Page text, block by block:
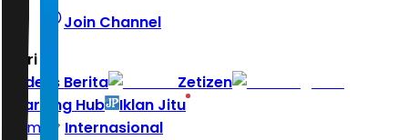
Join Channel
Hari ini
Indeks Berita
Zetizen
Learning Hub
Iklan Jitu
Home
Internasional